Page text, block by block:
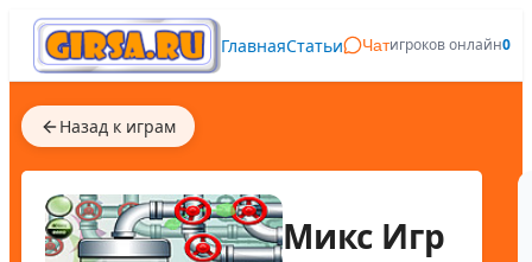
ГлавнаяСтатьи Чатигроков онлайн0
Назад к играм
Микс Игр